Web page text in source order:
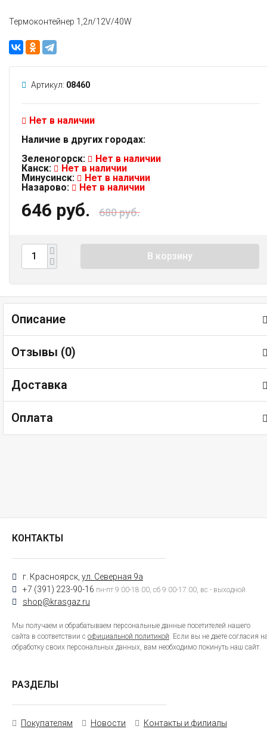
Термоконтейнер 1,2л/12V/40W
Артикул: 08460
Нет в наличии
Наличие в других городах:
Зеленогорск:
Нет в наличии
Канск:
Нет в наличии
Минусинск:
Нет в наличии
Назарово:
Нет в наличии
646 руб. 680 руб.
В корзину
Описание
Отзывы (0)
Доставка
Оплата
КОНТАКТЫ
г. Красноярск, ул. Северная 9а
+7 (391) 223-90-16 пн-пт 9:00-18:00, сб 9:00-17:00, вс - выходной
shop@krasgaz.ru
Мы получаем и обрабатываем персональные данные посетителей нашего
сайта в соответствии с официальной политикой. Если вы не даете согласия
обработку своих персональных данных, вам необходимо покинуть наш сайт.
РАЗДЕЛЫ
Покупателям Новости Контакты и филиалы